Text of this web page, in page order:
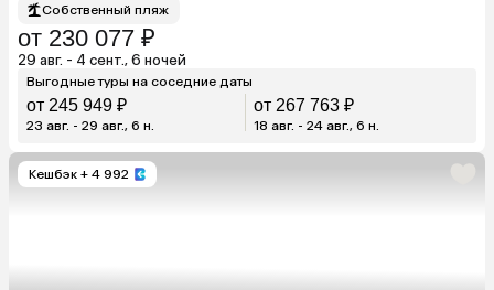
Собственный пляж
от 230 077 ₽
29 авг. - 4 сент., 6 ночей
Выгодные туры на соседние даты
от 245 949 ₽
23 авг. - 29 авг., 6 н.
от 267 763 ₽
18 авг. - 24 авг., 6 н.
Кешбэк + 4 992